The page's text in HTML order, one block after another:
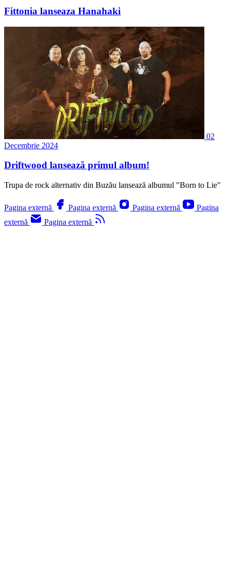
Fittonia lanseaza Hanahaki
02
Decembrie 2024
Driftwood lansează primul album!
Trupa de rock alternativ din Buzău lansează albumul "Born to Lie"
Pagina externă Pagina externă Pagina externă
Pagina
externă
Pagina externă